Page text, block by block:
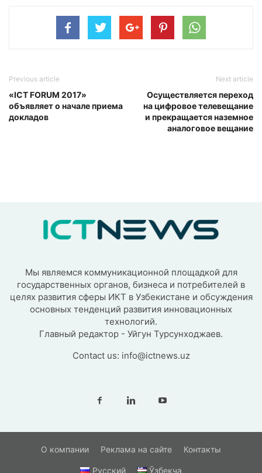
Previous article
«ICT FORUM 2017»
объявляет о начале приема
докладов
Next article
Осуществляется переход
на цифровое телевещание
и прекращается наземное
аналоговое вещание
Мы являемся коммуникационной площадкой для
государственных органов, бизнеса и потребителей в
целях развития сферы ИКТ в Узбекистане и обсуждения
основных тенденций развития инновационных
технологий.
Главный редактор - Уйгун Турсунходжаев.
Contact us: info@ictnews.uz
О компании Реклама на сайте Контакты
Русский Ўзбекча